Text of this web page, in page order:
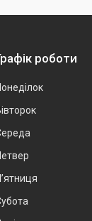
роботи